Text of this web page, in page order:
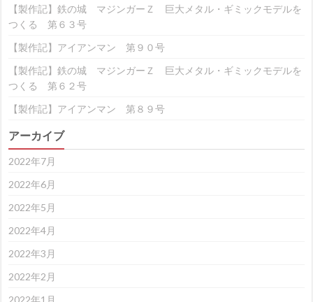
【製作記】鉄の城 マジンガーＺ 巨大メタル・ギミックモデルを
つくる 第６３号
【製作記】アイアンマン 第９０号
【製作記】鉄の城 マジンガーＺ 巨大メタル・ギミックモデルを
つくる 第６２号
【製作記】アイアンマン 第８９号
アーカイブ
2022年7月
2022年6月
2022年5月
2022年4月
2022年3月
2022年2月